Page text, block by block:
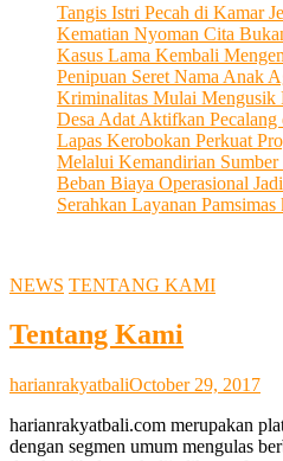
Tangis Istri Pecah di Kamar
Kematian Nyoman Cita
Kasus Lama Kembali
Penipuan Seret Nama Anak
Kriminalitas Mulai
Desa Adat Aktifkan Pecalang
Lapas Kerobokan Perkuat
Melalui Kemandirian Sumber
Beban Biaya Operasional
Serahkan Layanan
NEWS TENTANG KAMI
Tentang Kami
harianrakyatbaliOctober 29, 2017
harianrakyatbali.com merupakan
dengan segmen umum mengulas